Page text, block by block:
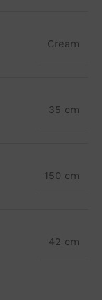
Cream
35 cm
150 cm
42 cm